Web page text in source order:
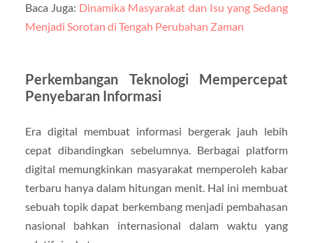
Baca Juga: Dinamika Masyarakat dan Isu yang Sedang
Menjadi Sorotan di Tengah Perubahan Zaman
Perkembangan Teknologi Mempercepat
Penyebaran Informasi
Era digital membuat informasi bergerak jauh lebih
cepat dibandingkan sebelumnya. Berbagai platform
digital memungkinkan masyarakat memperoleh kabar
terbaru hanya dalam hitungan menit. Hal ini membuat
sebuah topik dapat berkembang menjadi pembahasan
nasional bahkan internasional dalam waktu yang